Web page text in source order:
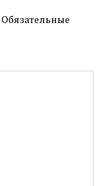
Обязательные